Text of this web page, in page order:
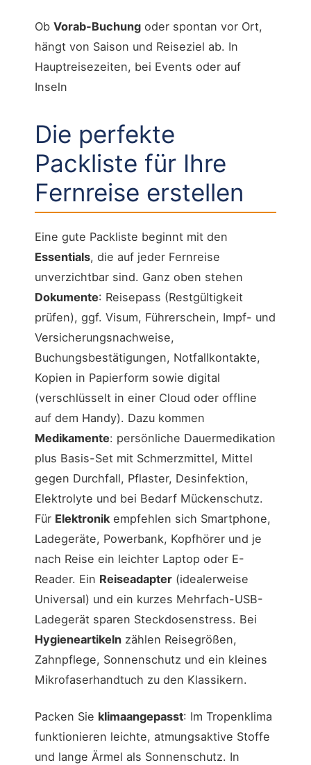
Ob Vorab-Buchung oder spontan vor Ort,
hängt von Saison und Reiseziel ab. In
Hauptreisezeiten, bei Events oder auf
Inseln
Die perfekte
Packliste für Ihre
Fernreise erstellen
Eine gute Packliste beginnt mit den
Essentials, die auf jeder Fernreise
unverzichtbar sind. Ganz oben stehen
Dokumente: Reisepass (Restgültigkeit
prüfen), ggf. Visum, Führerschein, Impf- und
Versicherungsnachweise,
Buchungsbestätigungen, Notfallkontakte,
Kopien in Papierform sowie digital
(verschlüsselt in einer Cloud oder offline
auf dem Handy). Dazu kommen
Medikamente: persönliche Dauermedikation
plus Basis-Set mit Schmerzmittel, Mittel
gegen Durchfall, Pflaster, Desinfektion,
Elektrolyte und bei Bedarf Mückenschutz.
Für Elektronik empfehlen sich Smartphone,
Ladegeräte, Powerbank, Kopfhörer und je
nach Reise ein leichter Laptop oder E-
Reader. Ein Reiseadapter (idealerweise
Universal) und ein kurzes Mehrfach-USB-
Ladegerät sparen Steckdosenstress. Bei
Hygieneartikeln zählen Reisegrößen,
Zahnpflege, Sonnenschutz und ein kleines
Mikrofaserhandtuch zu den Klassikern.
Packen Sie klimaangepasst: Im Tropenklima
funktionieren leichte, atmungsaktive Stoffe
und lange Ärmel als Sonnenschutz. In